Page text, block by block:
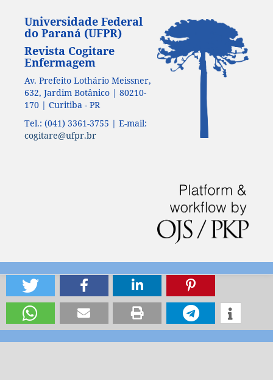
Universidade Federal
do Paraná (UFPR)
Revista Cogitare
Enfermagem
Av. Prefeito Lothário Meissner,
632, Jardim Botânico | 80210-
170 | Curitiba - PR
Tel.: (041) 3361-3755 | E-mail:
cogitare@ufpr.br